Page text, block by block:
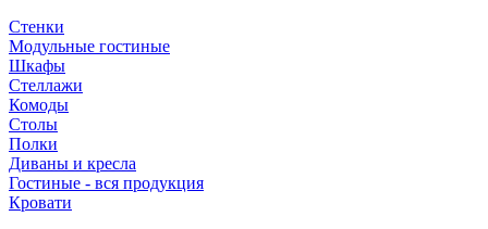
Стенки
Модульные гостиные
Шкафы
Стеллажи
Комоды
Столы
Полки
Диваны и кресла
Гостиные - вся продукция
Кровати